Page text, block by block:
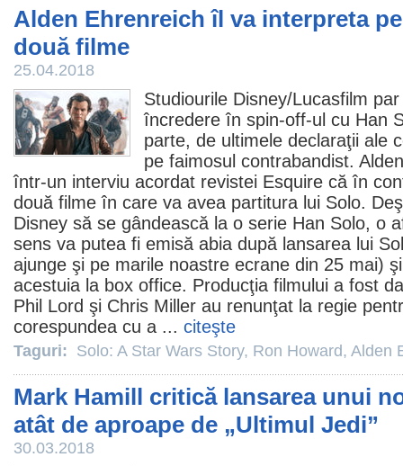
Alden Ehrenreich îl va interpreta
două filme
25.04.2018
Studiourile Disney/Lucasfilm
încredere în spin-off-ul cu Han
parte, de ultimele declaraţii ale
pe faimosul contrabandist.
într-un interviu acordat revistei Esquire că în
două filme în care va avea partitura lui Solo.
Disney să se gândească la o serie Han Solo, o
sens va putea fi emisă abia după lansarea lui
ajunge şi pe marile noastre ecrane din 25 mai)
acestuia la box office. Producţia filmului a fost
Phil Lord şi Chris Miller au renunţat la regie
corespundea cu a ... citeşte
Taguri: Solo: A Star Wars Story, Ron Howard, Alden
Mark Hamill critică lansarea unui
atât de aproape de „Ultimul Jedi”
30.03.2018